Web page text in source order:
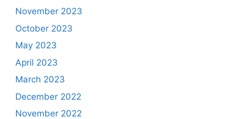
November 2023
October 2023
May 2023
April 2023
March 2023
December 2022
November 2022